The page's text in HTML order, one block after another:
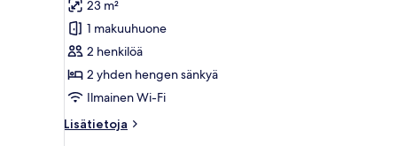
hengen
huone,
2
yhden
hengen
sänkyä
23 m²
1 makuuhuone
2 henkilöä
2 yhden hengen sänkyä
Ilmainen Wi-Fi
Lisätietoja
Lisätietoja